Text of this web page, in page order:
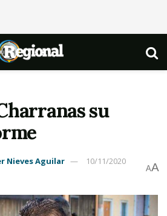
su
Nieves Aguilar
10/11/2020
AA